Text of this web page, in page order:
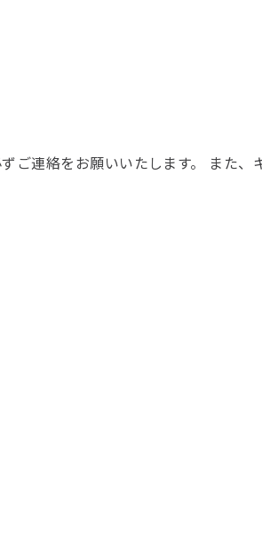
連絡をお願いいたします。 また